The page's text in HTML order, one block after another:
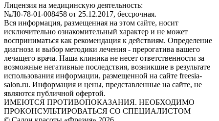
Лицензия на медицинскую деятельность:
№Л0-78-01-008458 от 25.12.2017, бессрочная.
Вся информация, размещенная на этом сайте, носит
исключительно ознакомительный характер и не может
восприниматься как рекомендация к действиям. Определение
диагноза и выбор методики лечения - прерогатива вашего
лечащего врача. Наша клиника не несет ответственности за
возможные негативные последствия, возникшие в результате
использования информации, размещенной на сайте freesia-
salon.ru. Информация и цены, представленные на сайте, не
являются публичной офертой.
ИМЕЮТСЯ ПРОТИВОПОКАЗАНИЯ. НЕОБХОДИМО
ПРОКОНСУЛЬТИРОВАТЬСЯ СО СПЕЦИАЛИСТОМ